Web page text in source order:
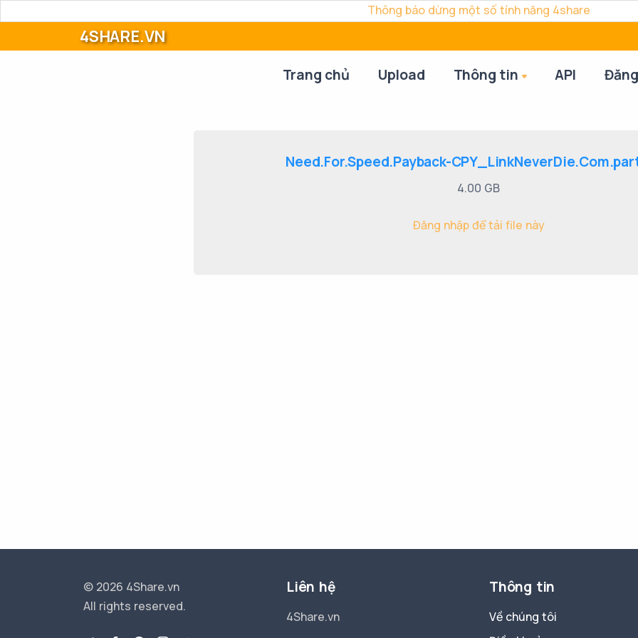
Thông báo dừng một số tính năng 4share
4SHARE.VN
Trang chủ Upload Thông tin API
Need.For.Speed.Payback-
4.00 GB
Đăng nhập để tải file này
© 2026 4Share.vn
All rights reserved.
Liên hệ
4Share.vn
Thông tin
Về chúng tôi